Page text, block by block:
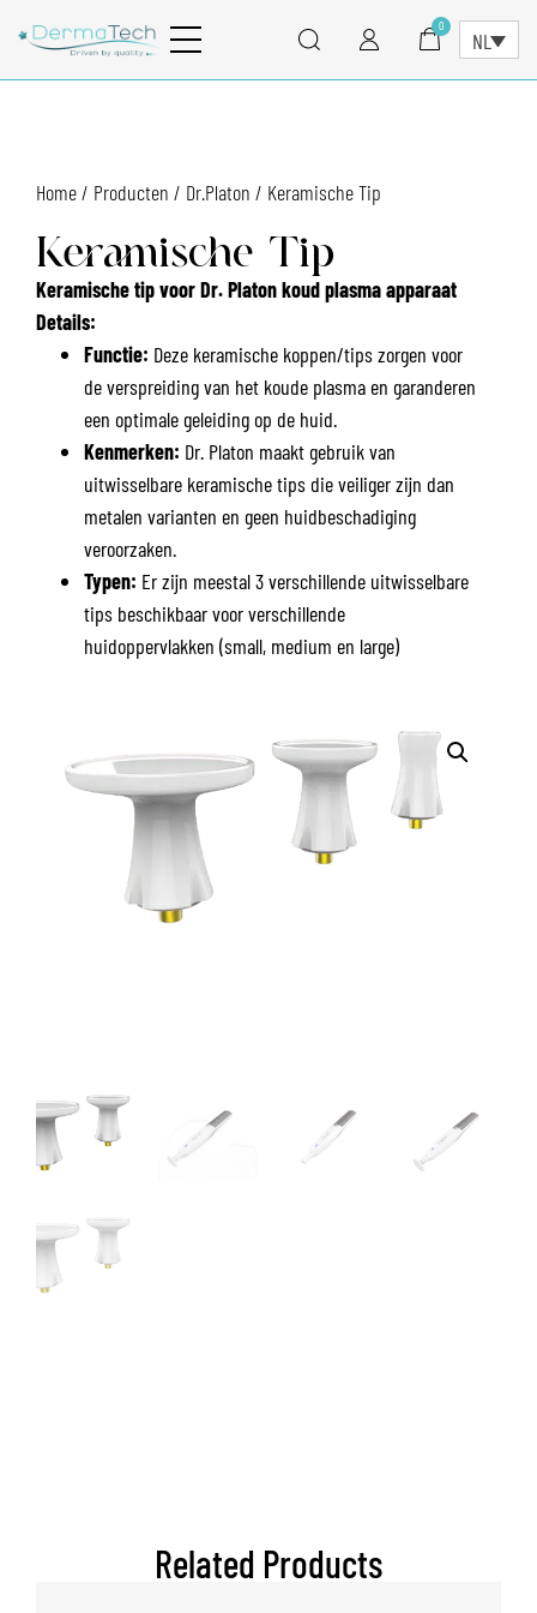
0
NL
Home/ Producten / Dr.Platon / Keramische Tip
Keramische Tip
Keramische tip voor Dr. Platon koud plasma apparaat
Details:
Functie: Deze keramische koppen/tips zorgen voor
de verspreiding van het koude plasma en garanderen
een optimale geleiding op de huid.
Kenmerken: Dr. Platon maakt gebruik van
uitwisselbare keramische tips die veiliger zijn dan
metalen varianten en geen huidbeschadiging
veroorzaken.
Typen: Er zijn meestal 3 verschillende uitwisselbare
tips beschikbaar voor verschillende
huidoppervlakken (small, medium en large)
Related Products